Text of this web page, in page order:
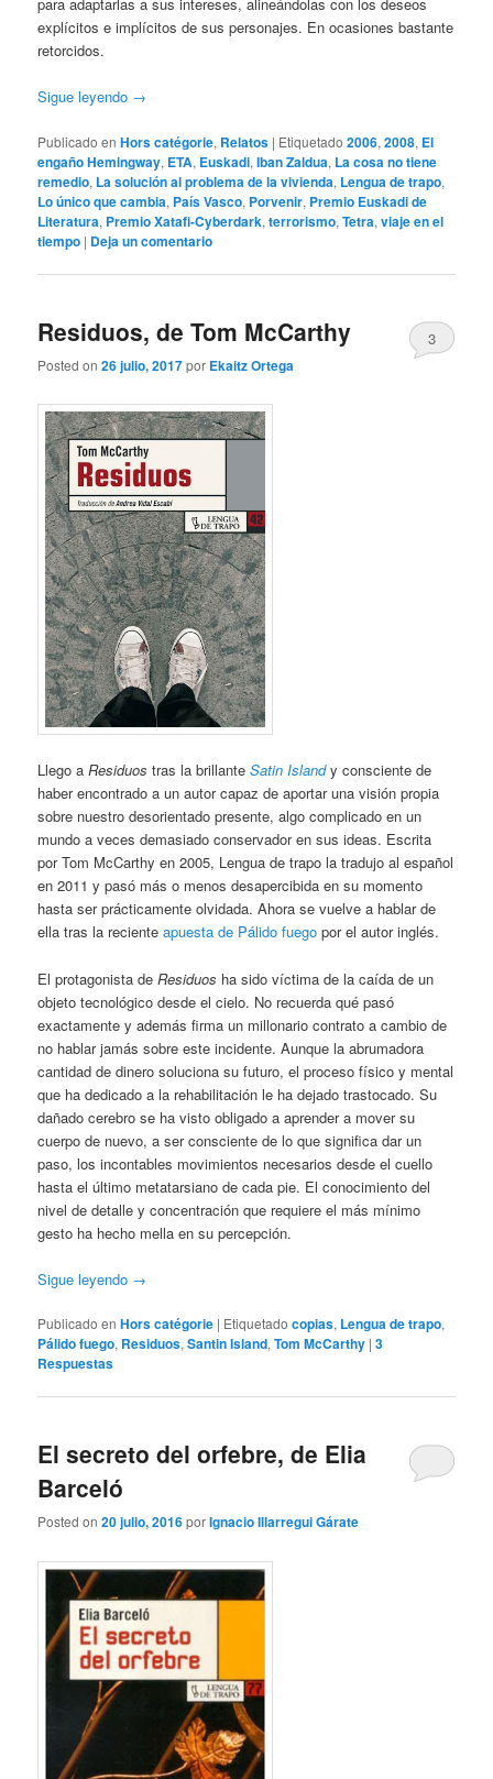
para adaptarlas a sus intereses, alineándolas con los deseos
explícitos e implícitos de sus personajes. En ocasiones bastante
retorcidos.
Sigue leyendo →
Publicado en Hors catégorie, Relatos | Etiquetado 2006,2008, El
engaño Hemingway, ETA, Euskadi,Iban Zaldua, La cosa no tiene
remedio, La solución al problema de la vivienda, Lengua de trapo,
Lo único que cambia, País Vasco, Porvenir, Premio Euskadi de
Literatura, Premio Xatafi-Cyberdark,terrorismo,Tetra,viaje en el
tiempo | Deja un comentario
Residuos, de Tom McCarthy
Posted on26 julio, 2017por Ekaitz Ortega
3
Llego aResiduos tras la brillanteSatin Islandy consciente de
haber encontrado a un autor capaz de aportar una visión propia
sobre nuestro desorientado presente, algo complicado en un
mundo a veces demasiado conservador en sus ideas. Escrita
por Tom McCarthy en 2005, Lengua de trapo la tradujo al español
en 2011 y pasó más o menos desapercibida en su momento
hasta ser prácticamente olvidada. Ahora se vuelve a hablar de
ella tras la recienteapuesta de Pálido fuego por el autor inglés.
El protagonista deResiduos ha sido víctima de la caída de un
objeto tecnológico desde el cielo. No recuerda qué pasó
exactamente y además firma un millonario contrato a cambio de
no hablar jamás sobre este incidente. Aunque la abrumadora
cantidad de dinero soluciona su futuro, el proceso físico y mental
que ha dedicado a la rehabilitación le ha dejado trastocado. Su
dañado cerebro se ha visto obligado a aprender a mover su
cuerpo de nuevo, a ser consciente de lo que significa dar un
paso, los incontables movimientos necesarios desde el cuello
hasta el último metatarsiano de cada pie. El conocimiento del
nivel de detalle y concentración que requiere el más mínimo
gesto ha hecho mella en su percepción.
Sigue leyendo →
Publicado en Hors catégorie | Etiquetado copias, Lengua de trapo,
Pálido fuego, Residuos,Santin Island,Tom McCarthy |3
Respuestas
El secreto del orfebre, de Elia
Barceló
Posted on20 julio, 2016porIgnacio Illarregui Gárate